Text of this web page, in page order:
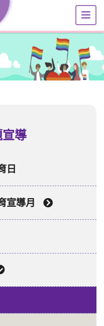
選
宣導
日
宣導月